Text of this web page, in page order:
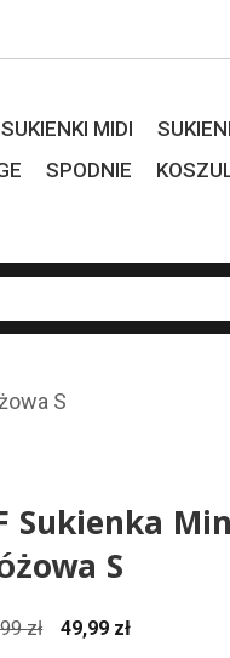
SUKIENKI MIDI
SPODNIE
S
Sukienka
S
zł
Pierwotna
49,99 złAktualna